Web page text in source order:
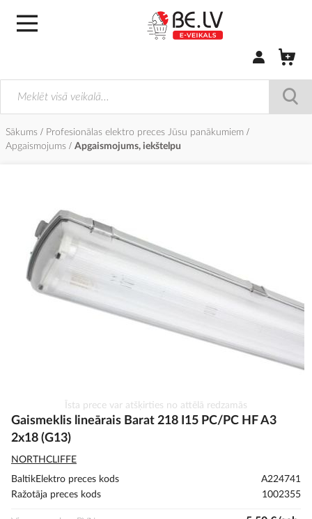
Pierakstīties/
Sākums
Profesionālas elektro preces Jūsu panākumiem
Apgaismojums
Apgaismojums, iekštelpu
beigām
uz
galerijas
sākumu
Īsta prece var atšķirties no attēlā redzamās
Gaismeklis lineārais Barat 218 I15 PC/PC HF A3
2x18 (G13)
NORTHCLIFFE
BaltikElektro preces kods
A224741
Ražotāja preces kods
1002355